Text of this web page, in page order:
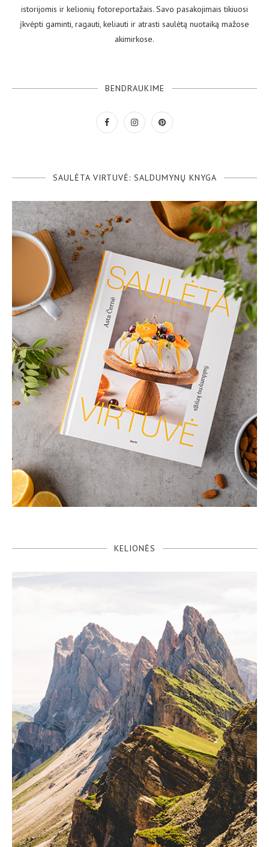
istorijomis ir kelionių fotoreportažais. Savo pasakojimais tikiuosi
įkvėpti gaminti, ragauti, keliauti ir atrasti saulėtą nuotaiką mažose
akimirkose.
BENDRAUKIME
SAULĖTA VIRTUVĖ: SALDUMYNŲ KNYGA
KELIONĖS